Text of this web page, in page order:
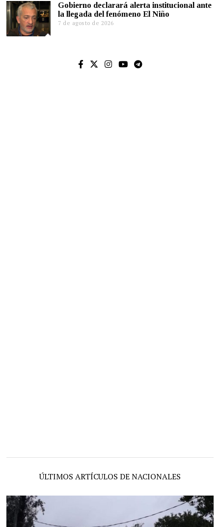
Gobierno declarará alerta institucional ante
la llegada del fenómeno El Niño
7 de agosto de 2026
ÚLTIMOS ARTÍCULOS DE NACIONALES